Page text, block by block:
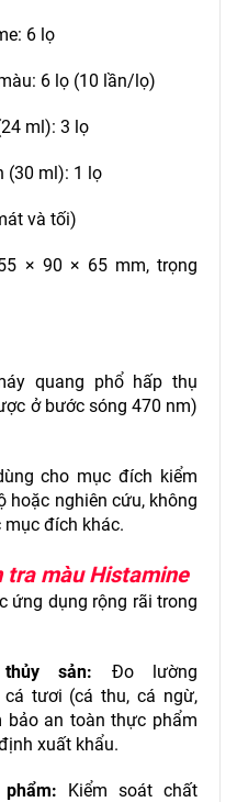
6 lọ
6 lọ (10 lần/lọ)
ml): 3 lọ
(30 ml): 1 lọ
và tối)
× 90 × 65 mm, trọng
quang phổ hấp thụ
ở bước sóng 470 nm)
cho mục đích kiểm
hoặc nghiên cứu, không
đích khác.
tra màu Histamine
ứng dụng rộng rãi trong
sản:
Đo lường
cá tươi (cá thu, cá ngừ,
an toàn thực phẩm
xuất khẩu.
Kiểm soát chất